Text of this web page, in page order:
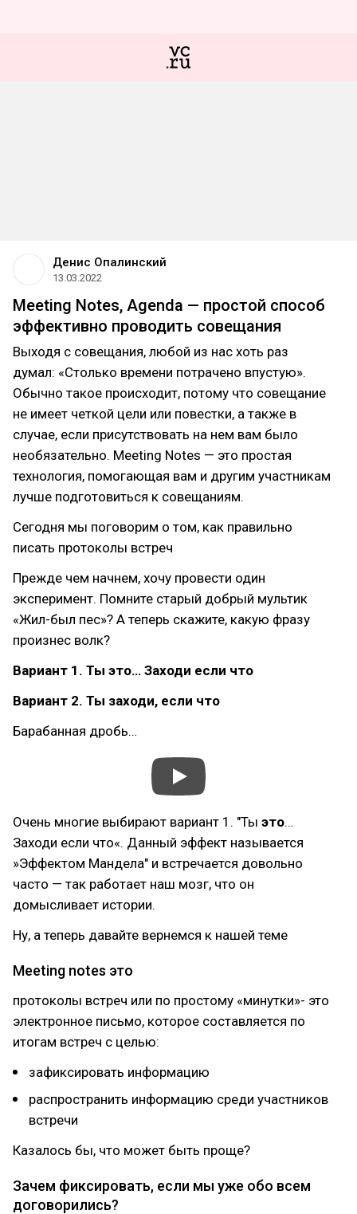
Денис Опалинский
13.03.2022
Meeting Notes, Agenda — простой способ
эффективно проводить совещания
Выходя с совещания, любой из нас хоть раз
думал: «Столько времени потрачено впустую».
Обычно такое происходит, потому что совещание
не имеет четкой цели или повестки, а также в
случае, если присутствовать на нем вам было
необязательно. Meeting Notes — это простая
технология, помогающая вам и другим участникам
лучше подготовиться к совещаниям.
Сегодня мы поговорим о том, как правильно
писать протоколы встреч
Прежде чем начнем, хочу провести один
эксперимент. Помните старый добрый мультик
«Жил-был пес»? А теперь скажите, какую фразу
произнес волк?
Вариант 1. Ты это… Заходи если что
Вариант 2. Ты заходи, если что
Барабанная дробь…
Очень многие выбирают вариант 1. "Ты это…
Заходи если что«. Данный эффект называется
»Эффектом Мандела" и встречается довольно
часто — так работает наш мозг, что он
домысливает истории.
Ну, а теперь давайте вернемся к нашей теме
Meeting notes это
протоколы встреч или по простому «минутки»- это
электронное письмо, которое составляется по
итогам встреч с целью:
зафиксировать информацию
распространить информацию среди участников
встречи
Казалось бы, что может быть проще?
Зачем фиксировать, если мы уже обо всем
договорились?